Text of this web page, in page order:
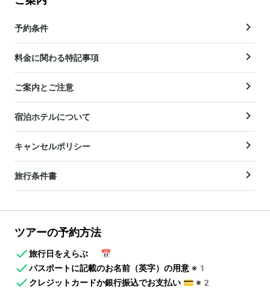
予約条件
料金に関わる特記事項
ご案内とご注意
宿泊ホテルについて
キャンセルポリシー
旅行条件書
ツアーの予約方法
旅行日をえらぶ
📅
パスポートに記載のお名前（英字）の用意 ※1
クレジットカードか銀行振込でお支払い 💳 ※2